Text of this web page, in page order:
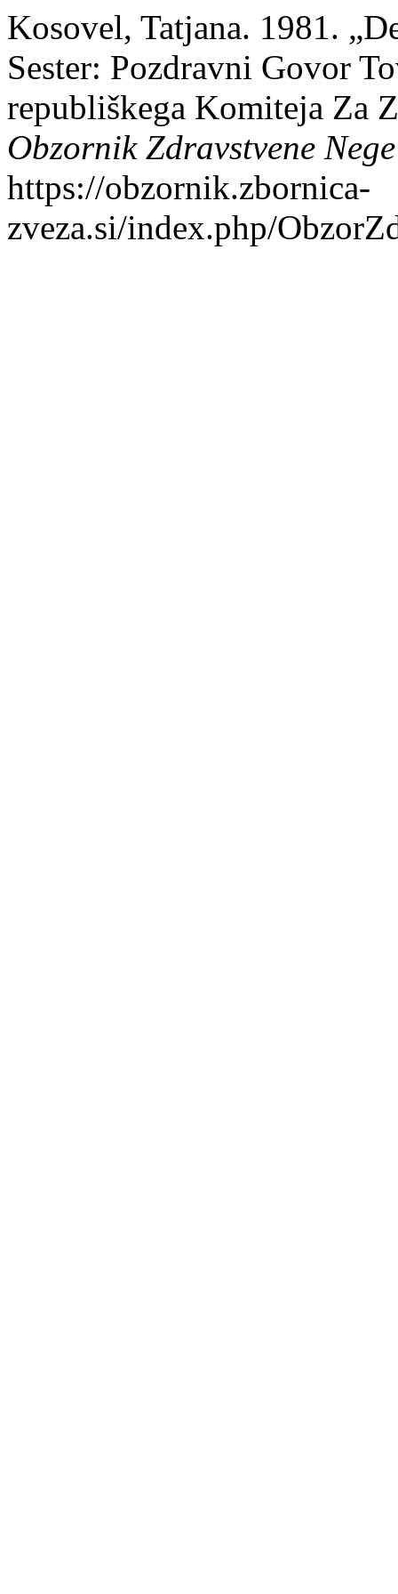
Kosovel, Tatjana. 1981.
Sester: Pozdravni Govor
republiškega Komiteja Za
Obzornik Zdravstvene Nege
https://obzornik.zbornica-
zveza.si/index.php/